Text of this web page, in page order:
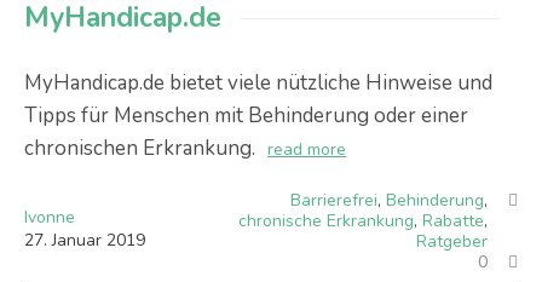
MyHandicap.de
MyHandicap.de bietet viele nützliche Hinweise und
Tipps für Menschen mit Behinderung oder einer
chronischen Erkrankung. read more
Ivonne
27. Januar 2019
Barrierefrei, Behinderung,
chronische Erkrankung, Rabatte,
Ratgeber
0